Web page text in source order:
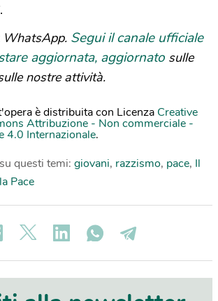
WhatsApp. Segui il canale ufficiale
aggiornata, aggiornato sulle
nostre attività.
è distribuita con Licenza Creative
Attribuzione - Non commerciale -
4.0 Internazionale.
questi temi: giovani, razzismo, pace, Il
Pace